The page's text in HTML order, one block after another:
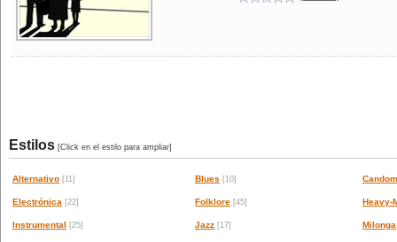
Estilos [Click en el estilo para ampliar]
Alternativo [11] Blues [10]
Electrónica [22] Folklore [45] Heavy-
Instrumental [25] Jazz [17] Milonga